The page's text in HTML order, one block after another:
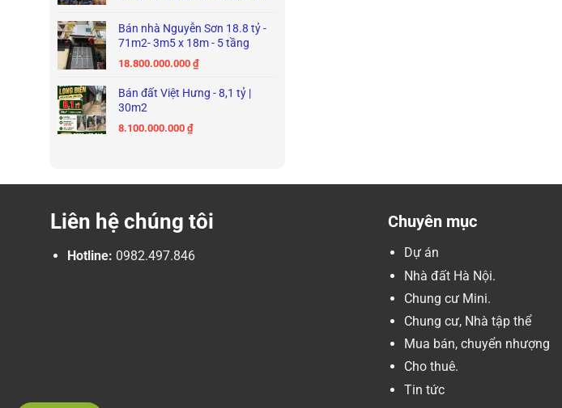
Bán nhà Nguyễn Sơn 18.8 tỷ -
71m2- 3m5 x 18m - 5 tầng
18.800.000.000 ₫
Bán đất Việt Hưng - 8,1 tỷ |
30m2
8.100.000.000 ₫
Liên hệ chúng tôi
Hotline: 0982.497.846
Chuyên mục
Dự án
Nhà đất Hà Nội.
Chung cư Mini.
Chung cư, Nhà tập thể
Mua bán, chuyển nhượng
Cho thuê.
Tin tức